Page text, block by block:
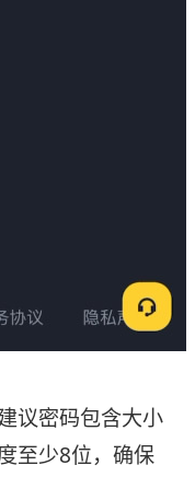
议密码包含大小
至少8位，确保